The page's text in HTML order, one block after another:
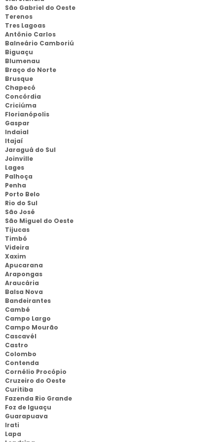
São Gabriel do Oeste
Terenos
Tres Lagoas
Antônio Carlos
Balneário Camboriú
Biguaçu
Blumenau
Braço do Norte
Brusque
Chapecó
Concórdia
Criciúma
Florianópolis
Gaspar
Indaial
Itajaí
Jaraguá do Sul
Joinville
Lages
Palhoça
Penha
Porto Belo
Rio do Sul
São José
São Miguel do Oeste
Tijucas
Timbó
Videira
Xaxim
Apucarana
Arapongas
Araucária
Balsa Nova
Bandeirantes
Cambé
Campo Largo
Campo Mourão
Cascavél
Castro
Colombo
Contenda
Cornélio Procópio
Cruzeiro do Oeste
Curitiba
Fazenda Rio Grande
Foz de Iguaçu
Guarapuava
Irati
Lapa